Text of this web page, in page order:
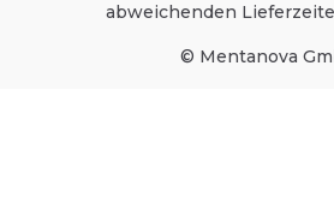
abweichenden
© Mentanova